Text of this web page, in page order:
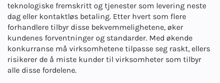
teknologiske fremskritt og tjenester som levering neste
dag eller kontaktløs betaling. Etter hvert som flere
forhandlere tilbyr disse bekvemmelighetene, øker
kundenes forventninger og standarder. Med økende
konkurranse må virksomhetene tilpasse seg raskt, ellers
risikerer de å miste kunder til virksomheter som tilbyr
alle disse fordelene.